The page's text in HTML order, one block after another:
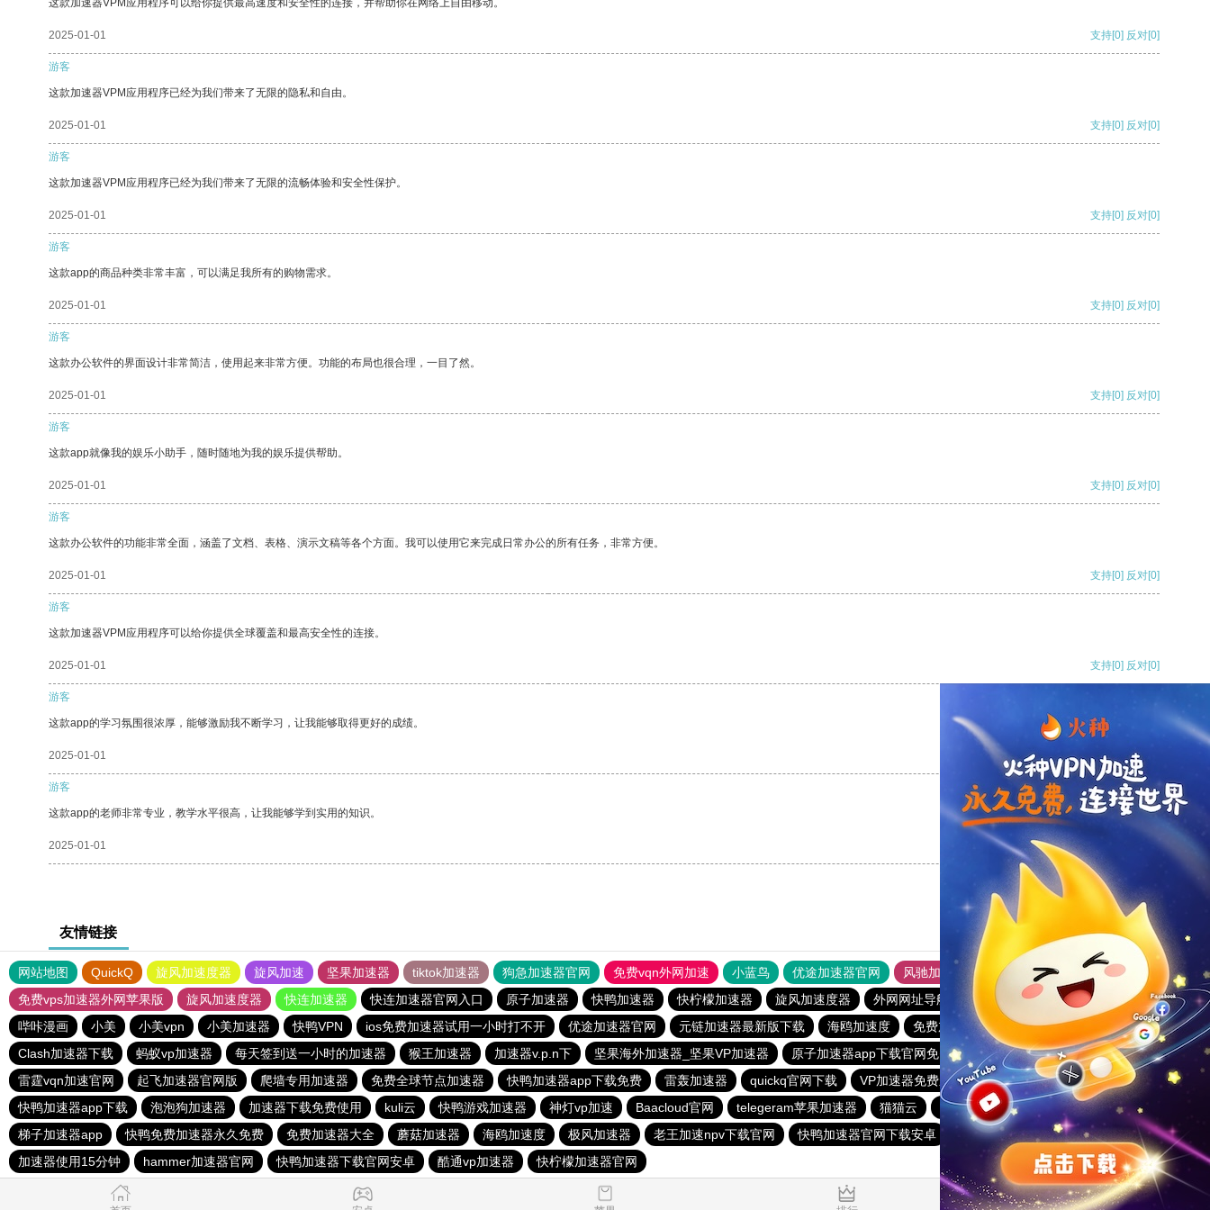
这款加速器VPM应用程序可以给你提供最高速度和安全性的连接，并帮助你在网络上自由移动。
2025-01-01 支持[0] 反对[0]
游客
这款加速器VPM应用程序已经为我们带来了无限的隐私和自由。
2025-01-01 支持[0] 反对[0]
游客
这款加速器VPM应用程序已经为我们带来了无限的流畅体验和安全性保护。
2025-01-01 支持[0] 反对[0]
游客
这款app的商品种类非常丰富，可以满足我所有的购物需求。
2025-01-01 支持[0] 反对[0]
游客
这款办公软件的界面设计非常简洁，使用起来非常方便。功能的布局也很合理，一目了然。
2025-01-01 支持[0] 反对[0]
游客
这款app就像我的娱乐小助手，随时随地为我的娱乐提供帮助。
2025-01-01 支持[0] 反对[0]
游客
这款办公软件的功能非常全面，涵盖了文档、表格、演示文稿等各个方面。我可以使用它来完成日常办公的所有任务，非常方便。
2025-01-01 支持[0] 反对[0]
游客
这款加速器VPM应用程序可以给你提供全球覆盖和最高安全性的连接。
2025-01-01 支持[0] 反对[0]
游客
这款app的学习氛围很浓厚，能够激励我不断学习，让我能够取得更好的成绩。
2025-01-01 支持 反对
游客
这款app的老师非常专业，教学水平很高，让我能够学到实用的知识。
2025-01-01 [0]
友情链接
网站地图 QuickQ 旋风加速度器 旋风加速 坚果加速器 tiktok加速器 狗急加速器官网 免费vqn外网加速 小蓝鸟 优途加速器官网 风驰加速器
旋风加速器
免费vps加速器外网苹果版
旋风加速度器 快连加速器 快连加速器官网入口 原子加速器 快鸭加速器 快柠檬加速器 旋风加速度器 外网网址导航 软件中心 雷霆加速
狂飙加速器
哔咔漫画
小美 小美vpn 小美加速器 快鸭VPN ios免费加速器试用一小时打不开 优途加速器官网 元链加速器最新版下载 海鸥加速度
免费加速器永久免费版不用登录
Clash加速器下载
蚂蚁vp加速器 每天签到送一小时的加速器 猴王加速器 加速器v.p.n下 坚果海外加速器_坚果VP加速器 原子加速器app下载官网免费
apn加速器免费版下载
雷霆vqn加速官网
起飞加速器官网版 爬墙专用加速器 免费全球节点加速器 快鸭加速器app下载免费 雷轰加速器 quickq官网下载 VP加速器免费永久版兑换券
快鸭梯子加速器
快鸭加速器app下载
泡泡狗加速器 加速器下载免费使用 kuli云 快鸭游戏加速器 神灯vp加速 Baacloud官网 telegeram苹果加速器 猫猫云 黑豹加速器
永久免费vqn加速外网
梯子加速器app
快鸭免费加速器永久免费 免费加速器大全 蘑菇加速器 海鸥加速度 极风加速器 老王加速npv下载官网 快鸭加速器官网下载安卓 快鸭
免费网络翻外墙软件
加速器使用15分钟
hammer加速器官网 快鸭加速器下载官网安卓 酷通vp加速器 快柠檬加速器官网